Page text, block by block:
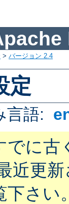
> バージョン 2.4
定
言語:
でに古
近更
下さい